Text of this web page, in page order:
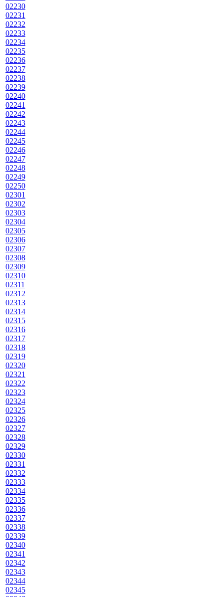
02230
02231
02232
02233
02234
02235
02236
02237
02238
02239
02240
02241
02242
02243
02244
02245
02246
02247
02248
02249
02250
02301
02302
02303
02304
02305
02306
02307
02308
02309
02310
02311
02312
02313
02314
02315
02316
02317
02318
02319
02320
02321
02322
02323
02324
02325
02326
02327
02328
02329
02330
02331
02332
02333
02334
02335
02336
02337
02338
02339
02340
02341
02342
02343
02344
02345